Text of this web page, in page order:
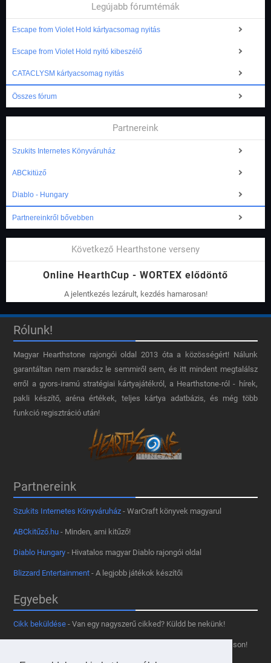
Legújabb fórumtémák
Escape from Violet Hold kártyacsomag nyitás
Escape from Violet Hold nyitó kibeszélő
CATACLYSM kártyacsomag nyitás
Összes fórum
Partnereink
Szukits Internetes Könyváruház
ABCkitüző
Diablo - Hungary
Partnereinkről bővebben
Következő Hearthstone verseny
Online HearthCup - WORTEX elődöntő
A jelentkezés lezárult, kezdés hamarosan!
Rólunk!
Magyar Hearthstone​ rajongói oldal 2013 óta a közösségért! Nálunk
garantáltan nem maradsz le semmiről sem, és itt mindent megtalálsz
erről a gyors-iramú stratégiai kártyajátékról, a Hearthstone-ról - hírek,
pakli készítő, aréna értékek, teljes kártya adatbázis, és még több
funkció regisztráció után!
Partnereink
Szukits Internetes Könyváruház - WarCraft könyvek magyarul
ABCkitűző.hu - Minden, ami kitűző!
Diablo Hungary - Hivatalos magyar Diablo rajongói oldal
Blizzard Entertainment - A legjobb játékok készítői
Egyebek
Cikk beküldése - Van egy nagyszerű cikked? Küldd be nekünk!
- Tetszik az oldal? Segíts, hogy fennmaradhasson!